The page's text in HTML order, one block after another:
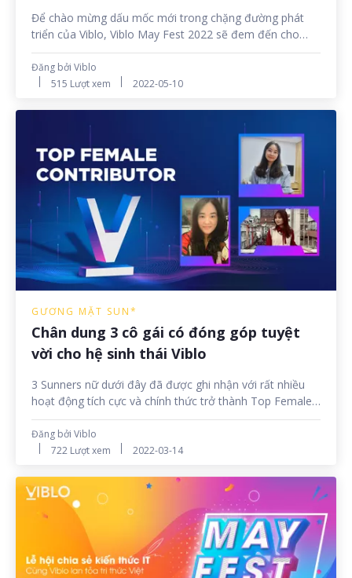
Để chào mừng dấu mốc mới trong chặng đường phát
triển của Viblo, Viblo May Fest 2022 sẽ đem đến cho
toàn bộ người dùng một lễ hội học tập và chia sẻ kiến
thức thú vị. Trong khuôn khổ sự kiện lần này, Viblo cũng
sẽ tổ chức các hoạt động Seminar, Workshop để mọi
Đăng bởi Viblo
515 Lượt xem
2022-05-10
GƯƠNG MẶT SUN*
Chân dung 3 cô gái có đóng góp tuyệt
vời cho hệ sinh thái Viblo
3 Sunners nữ dưới đây đã được ghi nhận với rất nhiều
hoạt động tích cực và chính thức trở thành Top Female
Contributors tại Viblo. Hãy cùng Sun* News gặp gỡ và
trò chuyện cùng họ về hành trình đến với IT nhé!
Đăng bởi Viblo
722 Lượt xem
2022-03-14